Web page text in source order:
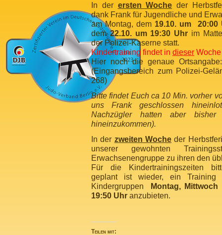
In der ersten Woche der
dank Frank für Jugendliche und
am Montag, dem 19.10. um 20:00
dem22.10. um 19:30 Uhr im
der Polizei-Kaserne statt.
Kindertraining findet in dieser
Hier noch die genaue
(Eingangsbereich zum Polizei-
268)
Bitte findet Euch ca 10 Min. vorher
uns Frank geschlossen
Nachzügler hatten aber
hineinzukommen).
In der zweiten Woche der
unserer gewohnten
Erwachsenengruppe zu ihren den
Für die Kindertrainingszeiten
geplant ist wieder, ein
Kindergruppen Montag,
19:50 Uhr anzubieten.
Teilen mit: